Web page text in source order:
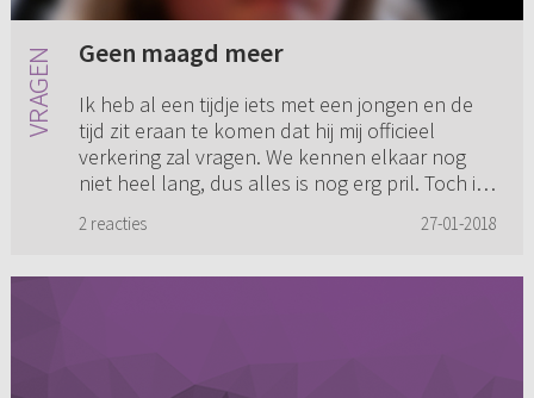
Geen maagd meer
Ik heb al een tijdje iets met een jongen en de
tijd zit eraan te komen dat hij mij officieel
verkering zal vragen. We kennen elkaar nog
niet heel lang, dus alles is nog erg pril. Toch is
2 reacties 27-01-2018